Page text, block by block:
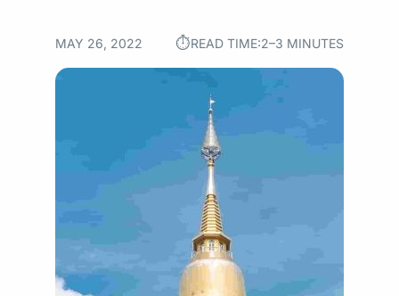
MAY 26, 2022 ⏱︎READ TIME:2–3 MINUTES